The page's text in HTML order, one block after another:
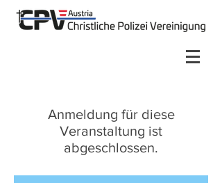
Anmeldung für diese
Veranstaltung ist
abgeschlossen.